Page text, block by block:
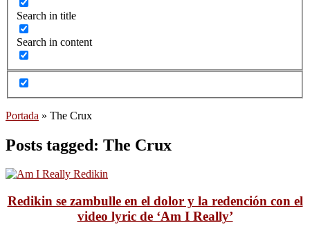
Search in title
Search in content
Portada » The Crux
Posts tagged: The Crux
Redikin se zambulle en el dolor y la redención con el
video lyric de ‘Am I Really’